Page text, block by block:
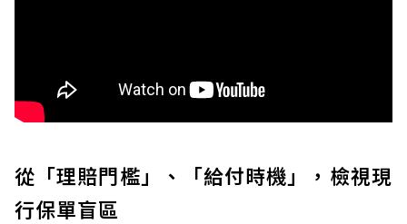
從「理賠門檻」、「給付時機」，檢視現
行保單盲區